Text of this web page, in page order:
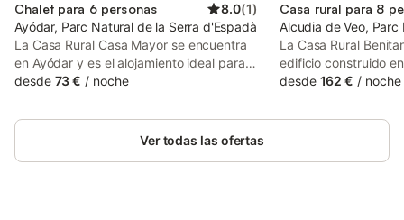
Chalet para 6 personas 8.0(1)
Ayódar, Parc Natural de la Serra d'Espadà
La Casa Rural Casa Mayor se encuentra
en Ayódar y es el alojamiento ideal para
una escapada de relax. La propiedad de
cama para 2 personas, una cocina, 2
dormitorios y 2 cuartos de baño, por lo
desde 73 € / noche
Casa rural para 8
Alcudia de Veo,
La Casa Rural
edificio construido
agrícolas y
Benitandús. La casa
desde 162 € / noche
Ver todas las ofertas